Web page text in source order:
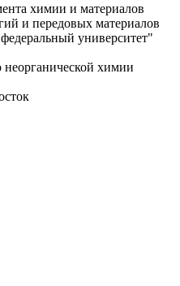
химии и материалов
и передовых материалов
университет"
химии